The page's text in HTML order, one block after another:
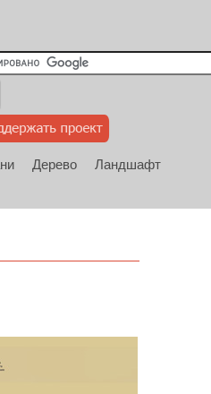
Дерево
Ландшафт